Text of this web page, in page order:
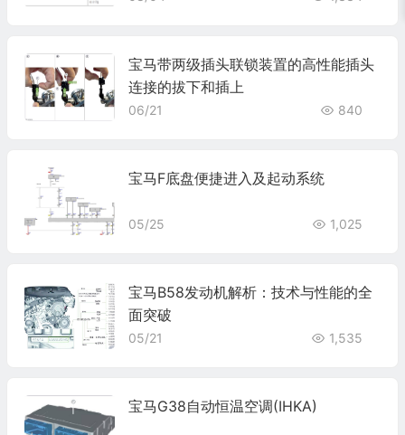
宝马带两级插头联锁装置的高性能插头
连接的拔下和插上
06/21 840
宝马F底盘便捷进入及起动系统
05/25 1,025
宝马B58发动机解析：技术与性能的全
面突破
05/21 1,535
宝马G38自动恒温空调(IHKA)